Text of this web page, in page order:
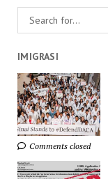
IMIGRASI
Comments closed